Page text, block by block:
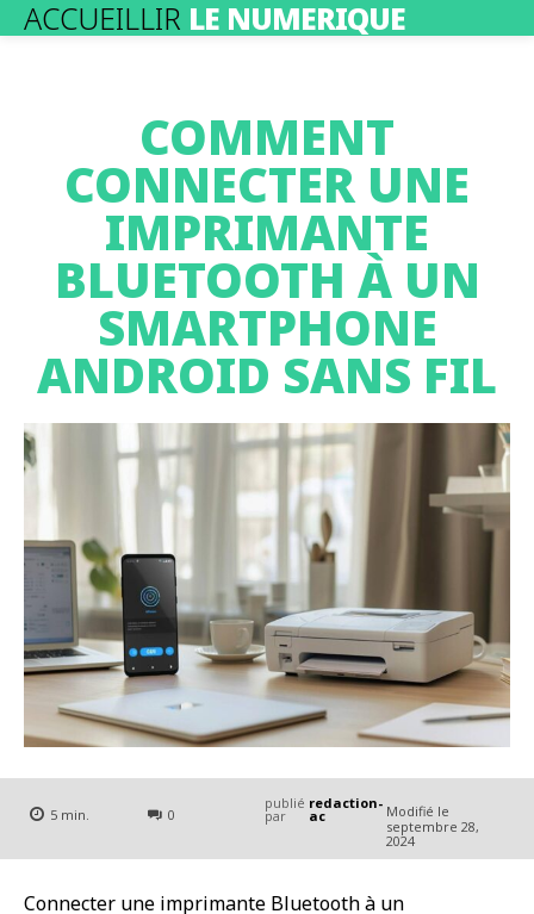
ACCUEILLIR LE NUMERIQUE
COMMENT
CONNECTER UNE
IMPRIMANTE
BLUETOOTH À UN
SMARTPHONE
ANDROID SANS FIL
5 min. 0
publié
par
redaction-
ac
Modifié le
septembre 28,
2024
Connecter une imprimante Bluetooth à un